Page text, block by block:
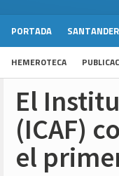
PORTADA SANTANDER
HEMEROTECA
El
(ICAF)
el